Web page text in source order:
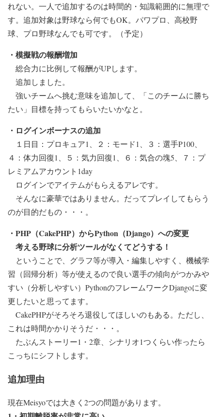
れない。一人で追加するのは時間的・知識範囲的に無理で
す。追加対象は野球なら何でもOK。パワプロ、高校野
球、プロ野球なんでも可です。（予定）
・模擬戦の報酬増加
総合力に比例して報酬がUPします。
追加しました。
強いチームへ挑む意味を追加して、「このチームに勝ち
たい」目標を持ってもらいたいかなと。
・ログインボーナスの追加
１日目：プロキュア1、２：モード1、３：選手P100、
４：体力回復1、５：気力回復1、６：気合の塊5、７：プ
レミアムアカウント1day
ログインでアイテムがもらえるアレです。
そんなに豪華ではありません。だってプレイしてもらう
のが目的だもの・・・。
・PHP（CakePHP）からPython（Django）への変更
考える野球に分析ツールがなくてどうする！
ということで、グラフ等が導入・編集しやすく、機械学
習（回帰分析）等が使えるので良い選手の傾向がつかみや
すい（分析しやすい）PythonのフレームワークDjangoに変
更したいと思ってます。
CakePHPがそろそろ退役してほしいのもある。ただし、
これは時間かかりそうだ・・・。
たぶんストーリー1・2章、シナリオ1つくらい作ったら
こっちにシフトします。
追加理由
現在Meisyoでは大きく2つの問題があります。